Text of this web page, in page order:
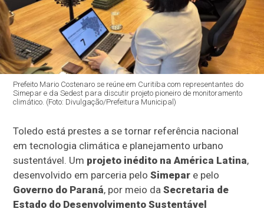
Prefeito Mario Costenaro se reúne em Curitiba com representantes do
Simepar e da Sedest para discutir projeto pioneiro de monitoramento
climático. (Foto: Divulgação/Prefeitura Municipal)
Toledo está prestes a se tornar referência nacional
em tecnologia climática e planejamento urbano
sustentável. Um projeto inédito na América Latina,
desenvolvido em parceria peloSimepar e pelo
Governo do Paraná, por meio daSecretaria de
Estado do Desenvolvimento Sustentável